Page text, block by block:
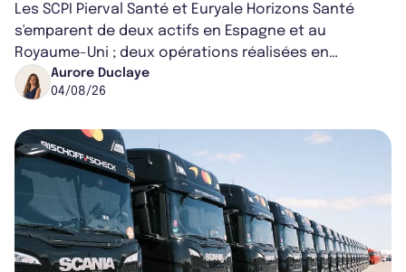
Les SCPI Pierval Santé et Euryale Horizons Santé
s'emparent de deux actifs en Espagne et au
Royaume-Uni ; deux opérations réalisées en
partenariat. Ces co-acquisitions permettent a...
Aurore Duclaye
04/08/26